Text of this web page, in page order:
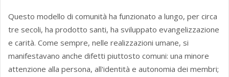
Questo modello di comunità ha funzionato a lungo, per circa
tre secoli, ha prodotto santi, ha sviluppato evangelizzazione
e carità. Come sempre, nelle realizzazioni umane, si
manifestavano anche difetti piuttosto comuni: una minore
attenzione alla persona, all'identità e autonomia dei membri;